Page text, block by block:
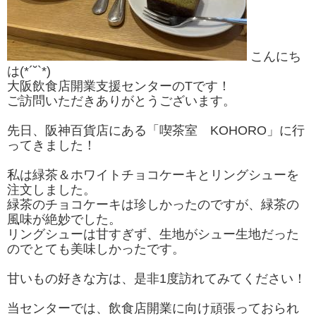
こんにち
は(*´˘`*)
大阪飲食店開業支援センターのTです！
ご訪問いただきありがとうございます。
先日、阪神百貨店にある「喫茶室 KOHORO」に行
ってきました！
私は緑茶＆ホワイトチョコケーキとリングシューを
注文しました。
緑茶のチョコケーキは珍しかったのですが、緑茶の
風味が絶妙でした。
リングシューは甘すぎず、生地がシュー生地だった
のでとても美味しかったです。
甘いもの好きな方は、是非1度訪れてみてください！
当センターでは、飲食店開業に向け頑張っておられ